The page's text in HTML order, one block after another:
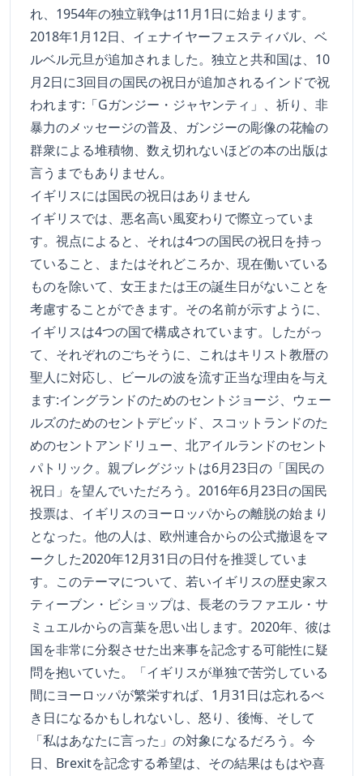
れ、1954年の独立戦争は11月1日に始まります。
2018年1月12日、イェナイヤーフェスティバル、ベ
ルベル元旦が追加されました。独立と共和国は、10
月2日に3回目の国民の祝日が追加されるインドで祝
われます:「Gガンジー・ジャヤンティ」、祈り、非
暴力のメッセージの普及、ガンジーの彫像の花輪の
群衆による堆積物、数え切れないほどの本の出版は
言うまでもありません。
イギリスには国民の祝日はありません
イギリスでは、悪名高い風変わりで際立っていま
す。視点によると、それは4つの国民の祝日を持っ
ていること、またはそれどころか、現在働いている
ものを除いて、女王または王の誕生日がないことを
考慮することができます。その名前が示すように、
イギリスは4つの国で構成されています。したがっ
て、それぞれのごちそうに、これはキリスト教暦の
聖人に対応し、ビールの波を流す正当な理由を与え
ます:イングランドのためのセントジョージ、ウェー
ルズのためのセントデビッド、スコットランドのた
めのセントアンドリュー、北アイルランドのセント
パトリック。親ブレグジットは6月23日の「国民の
祝日」を望んでいただろう。2016年6月23日の国民
投票は、イギリスのヨーロッパからの離脱の始まり
となった。他の人は、欧州連合からの公式撤退をマ
ークした2020年12月31日の日付を推奨していま
す。このテーマについて、若いイギリスの歴史家ス
ティーブン・ビショップは、長老のラファエル・サ
ミュエルからの言葉を思い出します。2020年、彼は
国を非常に分裂させた出来事を記念する可能性に疑
問を抱いていた。「イギリスが単独で苦労している
間にヨーロッパが繁栄すれば、1月31日は忘れるべ
き日になるかもしれないし、怒り、後悔、そして
「私はあなたに言った」の対象になるだろう。今
日、Brexitを記念する希望は、その結果はもはや喜